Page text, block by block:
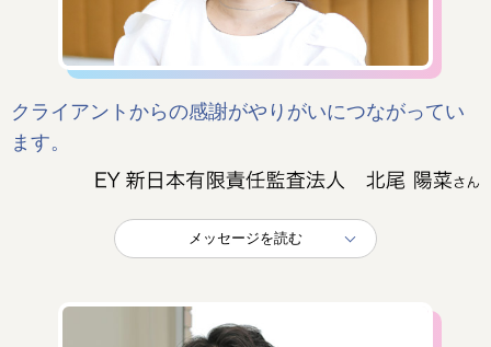
クライアントからの感謝がやりがいにつながってい
ます。
メッセージを読む